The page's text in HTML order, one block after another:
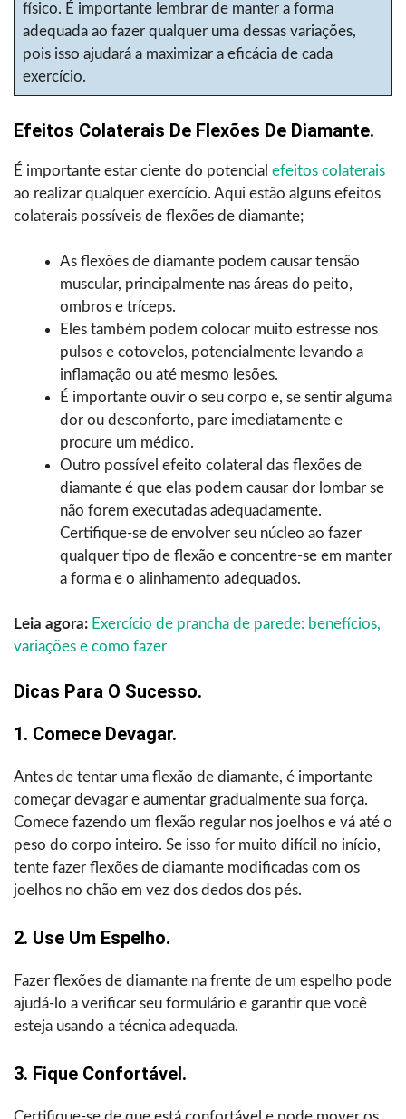
físico. É importante lembrar de manter a forma
adequada ao fazer qualquer uma dessas variações,
pois isso ajudará a maximizar a eficácia de cada
exercício.
Efeitos Colaterais De Flexões De Diamante.
É importante estar ciente do potencial efeitos colaterais
ao realizar qualquer exercício. Aqui estão alguns efeitos
colaterais possíveis de flexões de diamante;
As flexões de diamante podem causar tensão
muscular, principalmente nas áreas do peito,
ombros e tríceps.
Eles também podem colocar muito estresse nos
pulsos e cotovelos, potencialmente levando a
inflamação ou até mesmo lesões.
É importante ouvir o seu corpo e, se sentir alguma
dor ou desconforto, pare imediatamente e
procure um médico.
Outro possível efeito colateral das flexões de
diamante é que elas podem causar dor lombar se
não forem executadas adequadamente.
Certifique-se de envolver seu núcleo ao fazer
qualquer tipo de flexão e concentre-se em manter
a forma e o alinhamento adequados.
Leia agora: Exercício de prancha de parede: benefícios,
variações e como fazer
Dicas Para O Sucesso.
1. Comece Devagar.
Antes de tentar uma flexão de diamante, é importante
começar devagar e aumentar gradualmente sua força.
Comece fazendo um flexão regular nos joelhos e vá até o
peso do corpo inteiro. Se isso for muito difícil no início,
tente fazer flexões de diamante modificadas com os
joelhos no chão em vez dos dedos dos pés.
2. Use Um Espelho.
Fazer flexões de diamante na frente de um espelho pode
ajudá-lo a verificar seu formulário e garantir que você
esteja usando a técnica adequada.
3. Fique Confortável.